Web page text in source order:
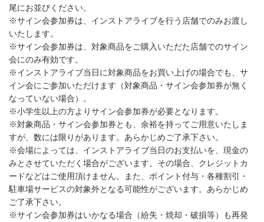
尾にお並びください。
※サイン会参加券は、インストアライブを行う店舗でのみお渡し
いたします。
※サイン会参加券は、対象商品をご購入いただた店舗でのサイン
会にのみ有効です。
※インストアライブ当日に対象商品をお買い上げの場合でも、サ
イン会にご参加いただけます（対象商品・サイン会参加券が無く
なっていない場合）。
※小学生以上の方よりサイン会参加券が必要となります。
※対象商品・サイン会参加券とも、余裕を持ってご用意いたしま
すが、数には限りがあります。あらかじめご了承下さい。
※会場によっては、インストアライブ当日のお支払いを、現金の
みとさせていただく場合がございます。その場合、クレジットカ
ードなどはご使用頂けません。また、ポイント付与・各種割引・
駐車場サービスの対象外となる可能性がございます。あらかじめ
ご了承下さい。
※サイン会参加券はいかなる場合（紛失・焼却・破損等）も再発